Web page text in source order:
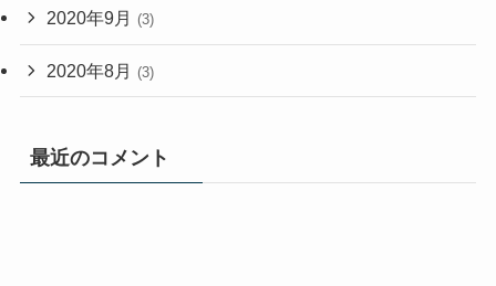
2020年9月 (3)
2020年8月 (3)
最近のコメント